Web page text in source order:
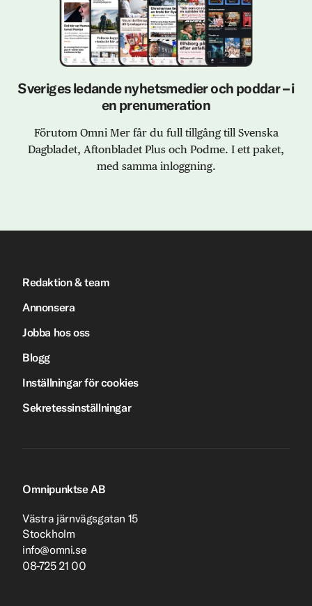
Sveriges ledande nyhetsmedier och poddar – i
en prenumeration
Förutom Omni Mer får du full tillgång till Svenska
Dagbladet, Aftonbladet Plus och Podme. I ett paket,
med samma inloggning.
Redaktion & team
Annonsera
Jobba hos oss
Blogg
Inställningar för cookies
Sekretessinställningar
Omnipunktse AB
Västra järnvägsgatan 15
Stockholm
info@omni.se
08-725 21 00